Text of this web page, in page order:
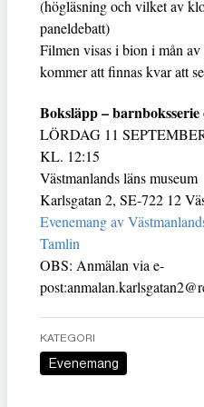
(högläsning och vilket av
paneldebatt)
Filmen visas i bion i mån
kommer att finnas kvar att
Boksläpp –
LÖRDAG 11
KL. 12:15
Västmanlands läns museum
Karlsgatan 2, SE-722 12
Evenemang av
Tamlin
OBS: Anmälan via e-
post:
KATEGORI
Evenemang